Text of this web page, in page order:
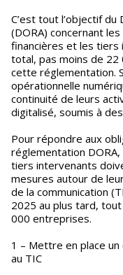
C’est tout l’objectif
(DORA) concernant
financières et les tiers
total, pas moins de
cette réglementation.
opérationnelle
continuité de leurs
digitalisé, soumis à
Pour répondre aux
réglementation
tiers intervenants
mesures autour de
de la communication
2025 au plus tard,
000 entreprises.
1 – Mettre en place
au TIC